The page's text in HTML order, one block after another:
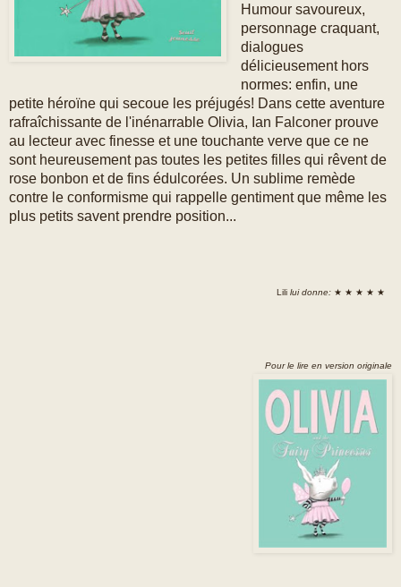
Humour savoureux,
personnage craquant,
dialogues
délicieusement hors
normes: enfin, une
petite héroïne qui secoue les préjugés! Dans cette aventure
rafraîchissante de l'inénarrable Olivia, Ian Falconer prouve
au lecteur avec finesse et une touchante verve que ce ne
sont heureusement pas toutes les petites filles qui rêvent de
rose bonbon et de fins édulcorées. Un sublime remède
contre le conformisme qui rappelle gentiment que même les
plus petits savent prendre position...
Lili lui donne: ★ ★ ★ ★ ★
Pour le lire en version originale